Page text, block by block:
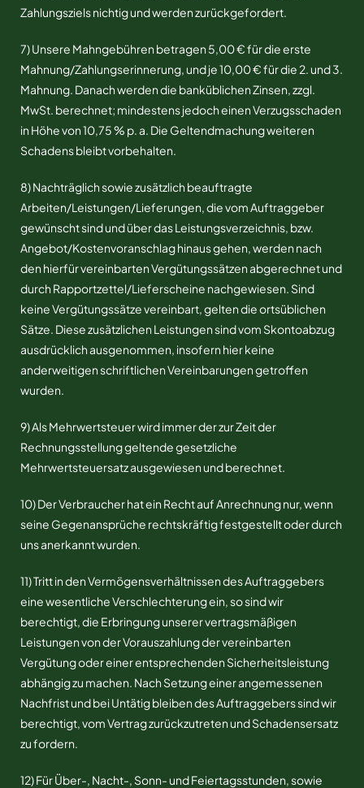
Zahlungsziels nichtig und werden zurückgefordert.
7) Unsere Mahngebühren betragen 5,00 € für die erste
Mahnung/Zahlungserinnerung, und je 10,00 € für die 2. und 3.
Mahnung. Danach werden die banküblichen Zinsen, zzgl.
MwSt. berechnet; mindestens jedoch einen Verzugsschaden
in Höhe von 10,75 % p. a. Die Geltendmachung weiteren
Schadens bleibt vorbehalten.
8) Nachträglich sowie zusätzlich beauftragte
Arbeiten/Leistungen/Lieferungen, die vom Auftraggeber
gewünscht sind und über das Leistungsverzeichnis, bzw.
Angebot/Kostenvoranschlag hinaus gehen, werden nach
den hierfür vereinbarten Vergütungssätzen abgerechnet und
durch Rapportzettel/Lieferscheine nachgewiesen. Sind
keine Vergütungssätze vereinbart, gelten die ortsüblichen
Sätze. Diese zusätzlichen Leistungen sind vom Skontoabzug
ausdrücklich ausgenommen, insofern hier keine
anderweitigen schriftlichen Vereinbarungen getroffen
wurden.
9) Als Mehrwertsteuer wird immer der zur Zeit der
Rechnungsstellung geltende gesetzliche
Mehrwertsteuersatz ausgewiesen und berechnet.
10) Der Verbraucher hat ein Recht auf Anrechnung nur, wenn
seine Gegenansprüche rechtskräftig festgestellt oder durch
uns anerkannt wurden.
11) Tritt in den Vermögensverhältnissen des Auftraggebers
eine wesentliche Verschlechterung ein, so sind wir
berechtigt, die Erbringung unserer vertragsmäßigen
Leistungen von der Vorauszahlung der vereinbarten
Vergütung oder einer entsprechenden Sicherheitsleistung
abhängig zu machen. Nach Setzung einer angemessenen
Nachfrist und bei Untätig bleiben des Auftraggebers sind wir
berechtigt, vom Vertrag zurückzutreten und Schadensersatz
zu fordern.
12) Für Über-, Nacht-, Sonn- und Feiertagsstunden, sowie